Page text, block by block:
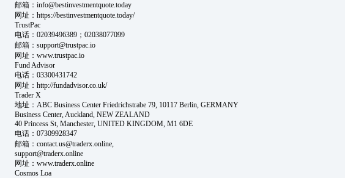
邮箱：info@bestinvestmentquote.today
网址：https://bestinvestmentquote.today/
TrustPac
电话：02039496389；02038077099
邮箱：support@trustpac.io
网址：www.trustpac.io
Fund Advisor
电话：03300431742
网址：http://fundadvisor.co.uk/
Trader X
地址：ABC Business Center Friedrichstrabe 79, 10117 Berlin, GERMANY
Business Center, Auckland, NEW ZEALAND
40 Princess St, Manchester, UNITED KINGDOM, M1 6DE
电话：07309928347
邮箱：contact.us@traderx.online,
support@traderx.online
网址：www.traderx.online
Cosmos Loa